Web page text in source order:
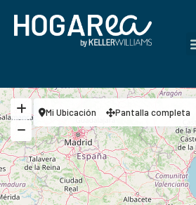
Mi Ubicación Pantalla completa